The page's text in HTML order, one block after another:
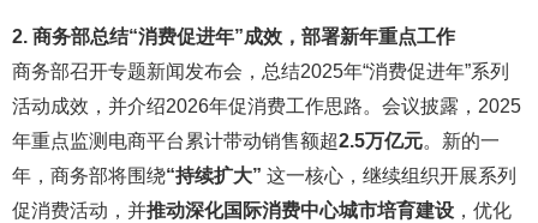
2. 商务部总结“消费促进年”成效，部署新年重点工作
商务部召开专题新闻发布会，总结2025年“消费促进年”系列
活动成效，并介绍2026年促消费工作思路。会议披露，2025
年重点监测电商平台累计带动销售额超2.5万亿元。新的一
年，商务部将围绕“持续扩大” 这一核心，继续组织开展系列
促消费活动，并推动深化国际消费中心城市培育建设 ，优化